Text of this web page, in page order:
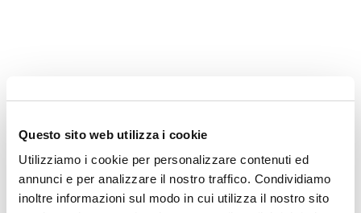
Questo sito web utilizza i cookie
Utilizziamo i cookie per personalizzare contenuti ed
annunci e per analizzare il nostro traffico. Condividiamo
inoltre informazioni sul modo in cui utilizza il nostro sito
Hai bisogno di
informazioni?